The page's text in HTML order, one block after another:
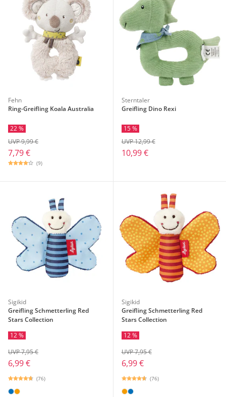
Fehn
Ring-Greifling Koala Australia
22 %
7,79 €
UVP 9,99 €
(9)
Sterntaler
Greifling Dino Rexi
15 %
10,99 €
UVP 12,99 €
Sigikid
Greifling Schmetterling Red
Stars Collection
12 %
6,99 €
UVP 7,95 €
(76)
Sigikid
Greifling Schmetterling Red
Stars Collection
12 %
6,99 €
UVP 7,95 €
(76)